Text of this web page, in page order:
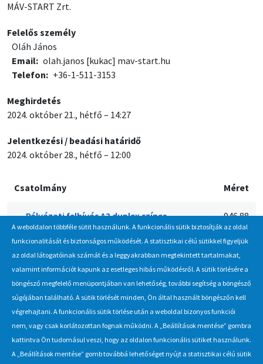
MÁV-START Zrt.
Felelős személy
Oláh János
Email olah.janos [kukac] mav-start.hu
Telefon
+36-1-511-3153
Meghirdetés
2024. október 21., hétfő – 14:27
Jelentkezési / beadási határidő
2024. október 28., hétfő – 12:00
Csatolmány Méret
Pályázati felhívás A3 duplex színes
nyomtatók beszerzése
946.88
KB
Hírlevél
Iratkozzon fel Beszerzés Hírlevél szolgáltatásunkra, hogy értesüljön
a MÁV-csoport által indított új beszerzési eljárásokról, anyag,
eszközértékesítési akciókról.
A weboldalon többféle sütit használunk. A funkcionális sütik biztosítják az oldal
funkcionalitását és biztonságos működését. A statisztikai célú sütikkel figyeljük
az oldal látogatóinak számát és a leggyakrabban megtekintett tartalmakat,
valamint információt kapunk az esetleges hibás működésről. A sütik törlésére a
böngésző megfelelő menüpontjában van lehetőség, további segítség a böngésző
súgójában található. A sütik törlését minden, Ön által használt böngészőn kell
végrehajtani. A funkcionális sütik törlése után a weboldal bizonyos funkciói
nem, vagy csak korlátozottan fognak működni. A „Beállítások mentése” gombra
kattintva Ön tudomásul veszi, hogy az oldalon funkcionális sütiket használunk.
A „Beállítások mentése” gomb továbbá lehetőséget nyújt a statisztikai célú sütik